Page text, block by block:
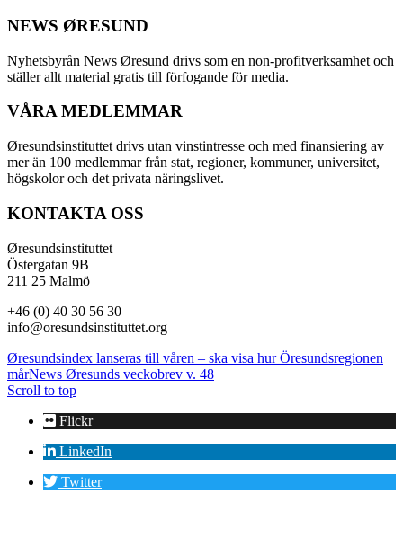
NEWS ØRESUND
Nyhetsbyrån News Øresund drivs som en non-profitverksamhet och
ställer allt material gratis till förfogande för media.
VÅRA MEDLEMMAR
Øresundsinstituttet drivs utan vinst­intresse och med finansiering av
mer än 100 medlemmar från stat, regioner, kommuner, universitet,
högskolor och det privata näringslivet.
KONTAKTA OSS
Øresundsinstituttet
Östergatan 9B
211 25 Malmö
+46 (0) 40 30 56 30
info@oresundsinstituttet.org
Øresundsindex lanseras till våren – ska visa hur Öresundsregionen
mårNews Øresunds veckobrev v. 48
Scroll to top
Flickr
LinkedIn
Twitter